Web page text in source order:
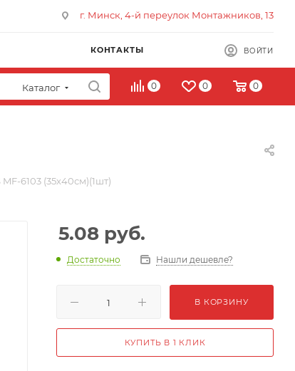
г. Минск, 4-й переулок Монтажников, 13
КОНТАКТЫ ВОЙТИ
Каталог 0 0 0
6103 (35х40см)(1шт)
5.08 руб.
Достаточно Нашли дешевле?
В КОРЗИНУ
КУПИТЬ В 1 КЛИК